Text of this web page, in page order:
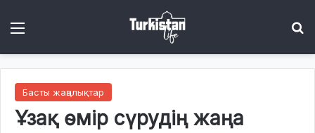
Басты жаңалықтар
Ұзақ өмір сүрудің жаңа